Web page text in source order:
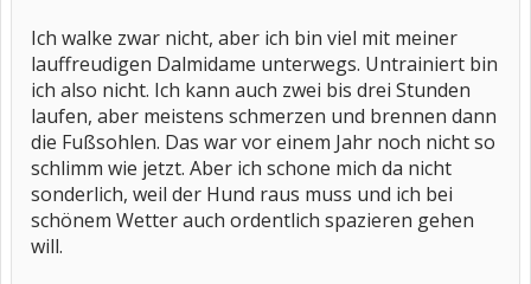
Ich walke zwar nicht, aber ich bin viel mit meiner
lauffreudigen Dalmidame unterwegs. Untrainiert bin
ich also nicht. Ich kann auch zwei bis drei Stunden
laufen, aber meistens schmerzen und brennen dann
die Fußsohlen. Das war vor einem Jahr noch nicht so
schlimm wie jetzt. Aber ich schone mich da nicht
sonderlich, weil der Hund raus muss und ich bei
schönem Wetter auch ordentlich spazieren gehen
will.